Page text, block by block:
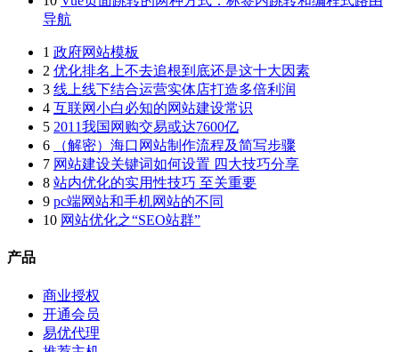
导航
1 政府网站模板
2 优化排名上不去追根到底还是这十大因素
3 线上线下结合运营实体店打造多倍利润
4 互联网小白必知的网站建设常识
5 2011我国网购交易或达7600亿
6
（解密）海口网站制作流程及简写步骤
7 网站建设关键词如何设置 四大技巧分享
8 站内优化的实用性技巧 至关重要
9 pc端网站和手机网站的不同
10 网站优化之“SEO站群”
产品
商业授权
开通会员
易优代理